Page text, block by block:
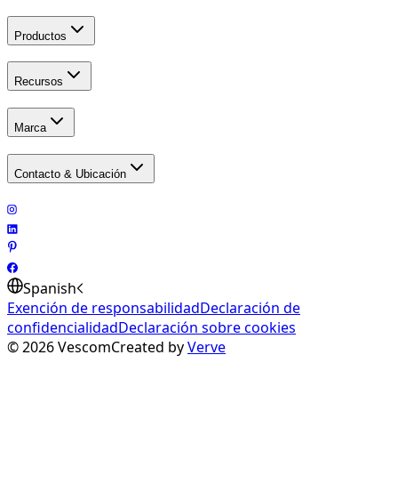
Productos
Recursos
Marca
Contacto & Ubicación
Spanish
Exención de responsabilidadDeclaración de
confidencialidadDeclaración sobre cookies
©2026VescomCreated byVerve